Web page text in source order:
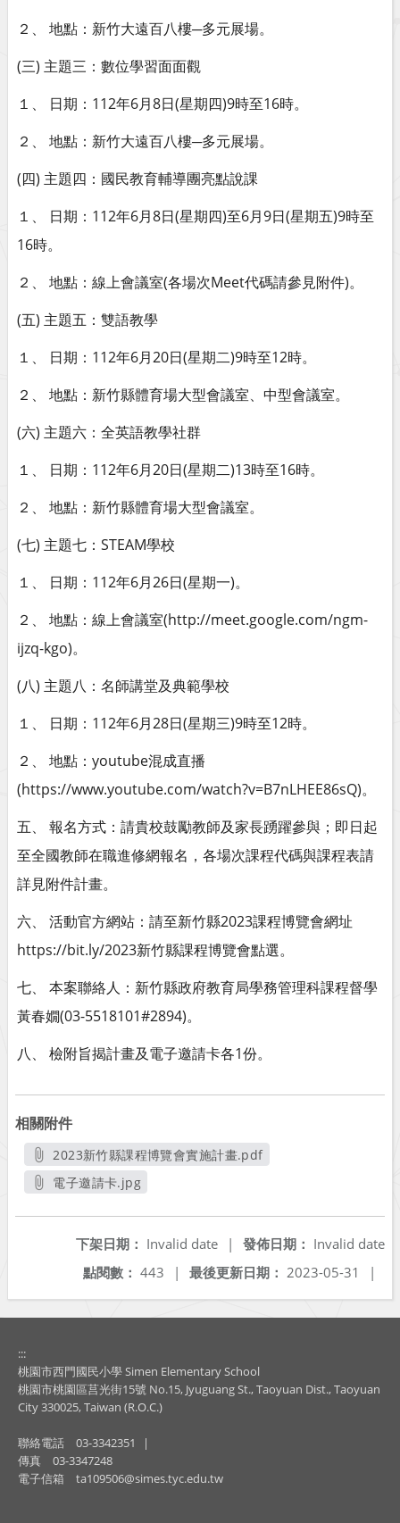
２、 地點：新竹大遠百八樓─多元展場。
(三) 主題三：數位學習面面觀
１、 日期：112年6月8日(星期四)9時至16時。
２、 地點：新竹大遠百八樓─多元展場。
(四) 主題四：國民教育輔導團亮點說課
１、 日期：112年6月8日(星期四)至6月9日(星期五)9時至
16時。
２、 地點：線上會議室(各場次Meet代碼請參見附件)。
(五) 主題五：雙語教學
１、 日期：112年6月20日(星期二)9時至12時。
２、 地點：新竹縣體育場大型會議室、中型會議室。
(六) 主題六：全英語教學社群
１、 日期：112年6月20日(星期二)13時至16時。
２、 地點：新竹縣體育場大型會議室。
(七) 主題七：STEAM學校
１、 日期：112年6月26日(星期一)。
２、 地點：線上會議室(http://meet.google.com/ngm-
ijzq-kgo)。
(八) 主題八：名師講堂及典範學校
１、 日期：112年6月28日(星期三)9時至12時。
２、 地點：youtube混成直播
(https://www.youtube.com/watch?v=B7nLHEE86sQ)。
五、 報名方式：請貴校鼓勵教師及家長踴躍參與；即日起
至全國教師在職進修網報名，各場次課程代碼與課程表請
詳見附件計畫。
六、 活動官方網站：請至新竹縣2023課程博覽會網址
https://bit.ly/2023新竹縣課程博覽會點選。
七、 本案聯絡人：新竹縣政府教育局學務管理科課程督學
黃春嫺(03-5518101#2894)。
八、 檢附旨揭計畫及電子邀請卡各1份。
相關附件
2023新竹縣課程博覽會實施計畫.pdf
另開新視窗
電子邀請卡.jpg
發佈日期： Invalid date
下架日期： Invalid date
|
最後更新日期： 2023-05-31 |
點閱數： 443 |
:::
桃園市西門國民小學 Simen Elementary School
桃園市桃園區莒光街15號 No.15, Jyuguang St., Taoyuan Dist., Taoyuan
City 330025, Taiwan (R.O.C.)
聯絡電話 03-3342351
|
傳真
03-3347248
電子信箱
ta109506@simes.tyc.edu.tw